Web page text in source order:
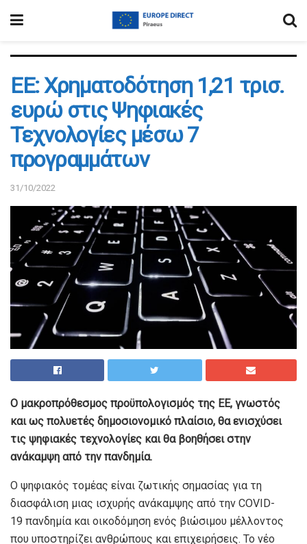
ΕΕ: Χρηματοδότηση 1,21 τρισ.
ευρώ στις Ψηφιακές
Τεχνολογίες μέσω 7
προγραμμάτων
31/10/2022
Ο μακροπρόθεσμος προϋπολογισμός της ΕΕ, γνωστός
και ως πολυετές δημοσιονομικό πλαίσιο, θα ενισχύσει
τις ψηφιακές τεχνολογίες και θα βοηθήσει στην
ανάκαμψη από την πανδημία.
Ο ψηφιακός τομέας είναι ζωτικής σημασίας για τη
διασφάλιση μιας ισχυρής ανάκαμψης από την COVID-
19 πανδημία και οικοδόμηση ενός βιώσιμου μέλλοντος
που υποστηρίζει ανθρώπους και επιχειρήσεις. Το νέο